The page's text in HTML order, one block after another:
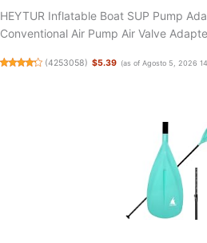
HEYTUR Inflatable Boat SUP Pump
Conventional Air Pump Air Valve
(4253058) $5.39 (as of Agosto 5, 2026